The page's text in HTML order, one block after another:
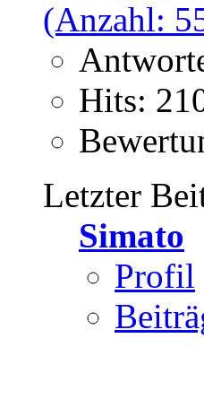
Hits:
Letzter
Simato
Profil